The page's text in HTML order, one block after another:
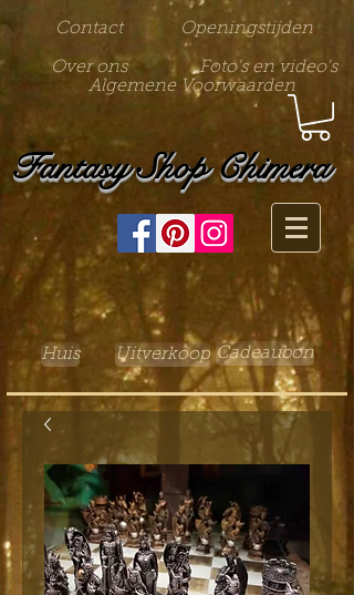
Contact Openingstijden
Over ons
Foto's en video's
Algemene Voorwaarden
Fantasy Shop Chimera
Huis Uitverkoop Cadeaubon